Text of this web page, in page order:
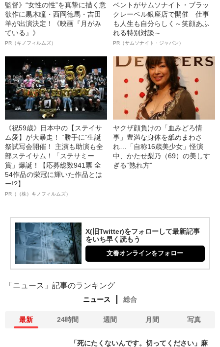
監督》“女性の性”を真摯に描く意
欲作に黒木瞳・西岡德馬・吉田
羊が出演決定！《映画『月がみ
ている』》
PR（キノフィルムズ）
ベントがサムソナイト・ブラッ
クレーベル銀座店で開催 仕事
も人生も自分らしく～笑顔あふ
れる特別対談～
PR（サムソナイト・ジャパン）
《祝59歳》日本中の【ステイサ
ム愛】が大暴走！ “勝手に”生誕
祭試写会開催！ 主演も助演も全
部ステイサム！「ステサミー
賞」爆誕！【応募総数941票 全
54作品の栄冠に輝いた作品とは
ー!?】
PR（（株）キノフィルムズ）
ヤクザ顔負けの「血みどろ情
事」豊満な身体を舐めまわさ
れ…「自称16歳美少女」怪演
中、かたせ梨乃（69）の美しす
ぎる“熟れ方”
X(旧Twitter)をフォローして最新記事
をいち早く読もう
文春オンラインをフォロー
「ニュース」記事のランキング
ニュース 総合
最新 24時間 週間 月間 写真
「死にたくないんです。切ってください」麻